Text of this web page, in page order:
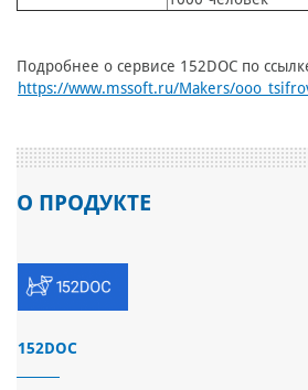
Подробнее о сервисе 152DOC по
https://www.mssoft.ru/Makers/
О ПРОДУКТЕ
152DOC